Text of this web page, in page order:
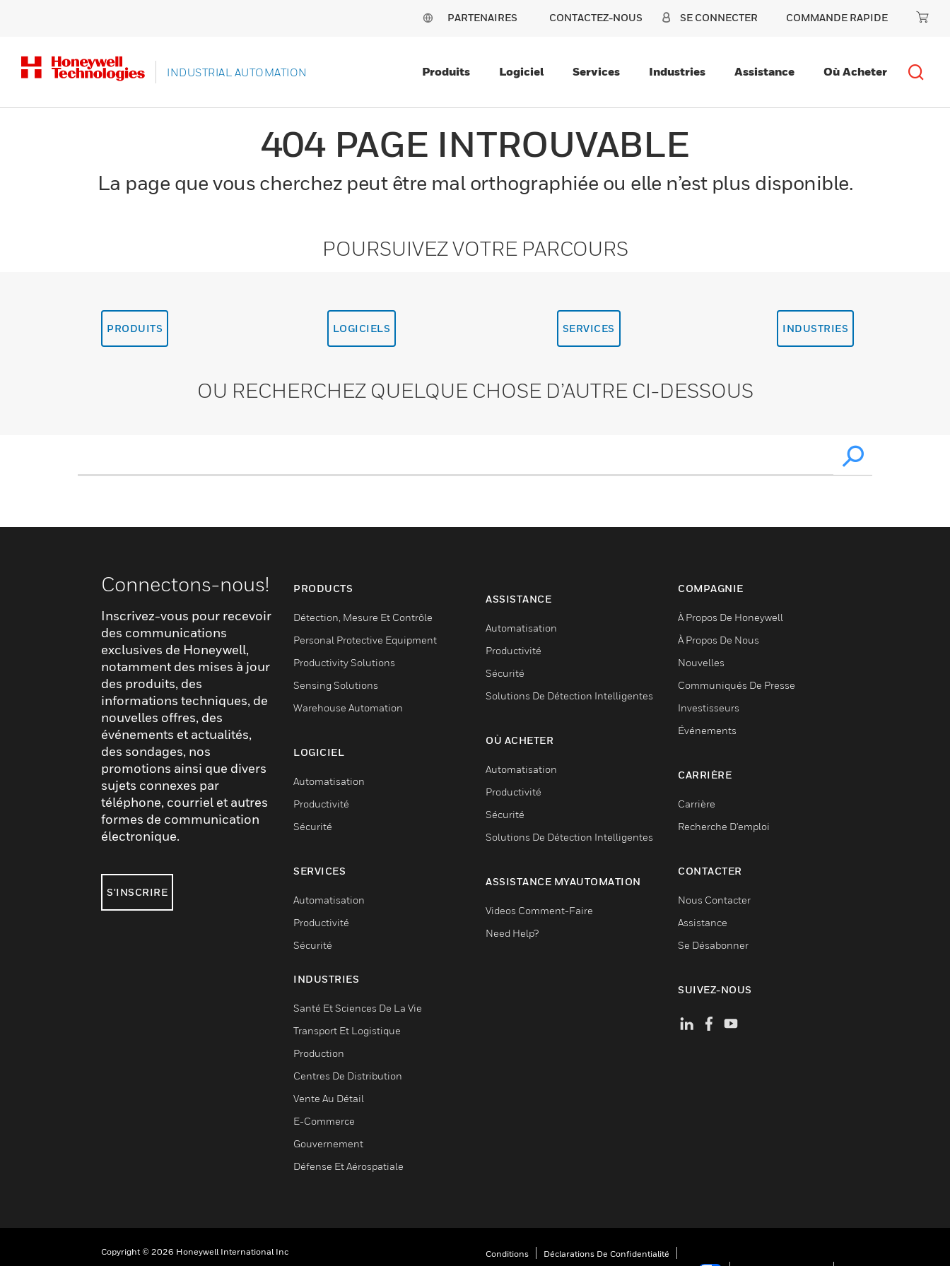
PARTENAIRES CONTACTEZ-NOUS SE CONNECTER COMMANDE RAPIDE
INDUSTRIAL AUTOMATION Produits Logiciel Services Industries Assistance Où Acheter
404 PAGE INTROUVABLE
La page que vous cherchez peut être mal orthographiée ou elle n’est plus disponible.
POURSUIVEZ VOTRE PARCOURS
PRODUITS LOGICIELS SERVICES INDUSTRIES
OU RECHERCHEZ QUELQUE CHOSE D’AUTRE CI-DESSOUS
Connectons-nous!
Inscrivez-vous pour recevoir
des communications
exclusives de Honeywell,
notamment des mises à jour
des produits, des
informations techniques, de
nouvelles offres, des
événements et actualités,
des sondages, nos
promotions ainsi que divers
sujets connexes par
téléphone, courriel et autres
formes de communication
électronique.
S'INSCRIRE
PRODUCTS
Détection, Mesure Et Contrôle
Personal Protective Equipment
Productivity Solutions
Sensing Solutions
Warehouse Automation
LOGICIEL
Automatisation
Productivité
Sécurité
SERVICES
Automatisation
Productivité
Sécurité
INDUSTRIES
Santé Et Sciences De La Vie
Transport Et Logistique
Production
Centres De Distribution
Vente Au Détail
E-Commerce
Gouvernement
Défense Et Aérospatiale
ASSISTANCE
Automatisation
Productivité
Sécurité
Solutions De Détection Intelligentes
OÙ ACHETER
Automatisation
Productivité
Sécurité
Solutions De Détection Intelligentes
ASSISTANCE MYAUTOMATION
Videos Comment-Faire
Need Help?
COMPAGNIE
À Propos De Honeywell
À Propos De Nous
Nouvelles
Communiqués De Presse
Investisseurs
Événements
CARRIÈRE
Carrière
Recherche D'emploi
CONTACTER
Nous Contacter
Assistance
Se Désabonner
SUIVEZ-NOUS
Copyright © 2026 Honeywell International Inc Conditions
Déclarations De Confidentialité